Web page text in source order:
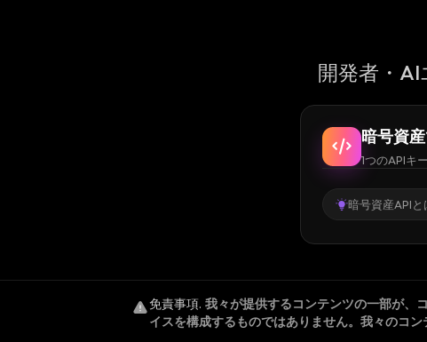
開発者・
暗号資
1つのAPIキ
暗号資産APIと
免責事項. 我々が提供するコンテンツの一部が、
イスを構成するものではありません。我々のコ